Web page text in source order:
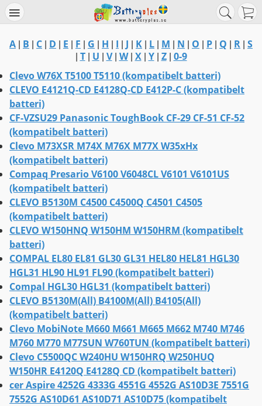
A B C D E F G H I J K L M N O P Q R S
T| U V| W| X| Y| Z| 0-9
Clevo W76X T5100 T5110 (kompatibelt batteri)
CLEVO E4121Q-CD E4128Q-CD E412P-C (kompatibelt
batteri)
CF-VZSU29 Panasonic ToughBook CF-29 CF-51 CF-52
(kompatibelt batteri)
Clevo M73XSR M74X M76X M77X W35xHx
(kompatibelt batteri)
Compaq Presario V6100 V6048CL V6101 V6101US
(kompatibelt batteri)
CLEVO B5130M C4500 C4500Q C4501 C4505
(kompatibelt batteri)
CLEVO W150HNQ W150HM W150HRM (kompatibelt
batteri)
COMPAL EL80 EL81 GL30 GL31 HEL80 HEL81 HGL30
HGL31 HL90 HL91 FL90 (kompatibelt batteri)
Compal HGL30 HGL31 (kompatibelt batteri)
CLEVO B5130M(All) B4100M(All) B4105(All)
(kompatibelt batteri)
Clevo MobiNote M660 M661 M665 M662 M740 M746
M760 M770 M77SUN W760TUN (kompatibelt batteri)
Clevo C5500QC W240HU W150HRQ W250HUQ
W150HR E4120Q E4128Q CD (kompatibelt batteri)
cer Aspire 4252G 4333G 4551G 4552G AS10D3E 7551G
7552G AS10D61 AS10D71 AS10D75 (kompatibelt